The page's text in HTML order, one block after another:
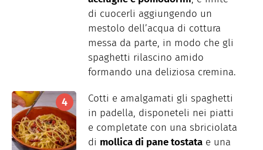
di cuocerli aggiungendo un
mestolo dell’acqua di cottura
messa da parte, in modo che gli
spaghetti rilascino amido
formando una deliziosa cremina.
Cotti e amalgamati gli spaghetti
in padella, disponeteli nei piatti
e completate con una sbriciolata
di mollica di pane tostata e una